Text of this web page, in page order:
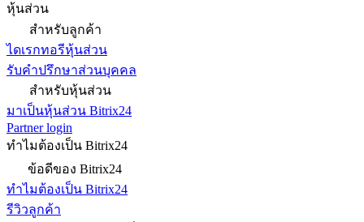
หุ้นส่วน
สำหรับลูกค้า
ไดเรกทอรีหุ้นส่วน
รับคำปรึกษาส่วนบุคคล
สำหรับหุ้นส่วน
มาเป็นหุ้นส่วน Bitrix24
Partner login
ทำไมต้องเป็น Bitrix24
ข้อดีของ Bitrix24
ทำไมต้องเป็น Bitrix24
รีวิวลูกค้า